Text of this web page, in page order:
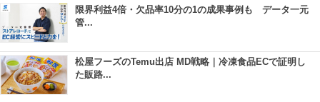
限界利益4倍・欠品率10分の1の成果事例も データ一元
管...
松屋フーズのTemu出店 MD戦略｜冷凍食品ECで証明し
た販路...